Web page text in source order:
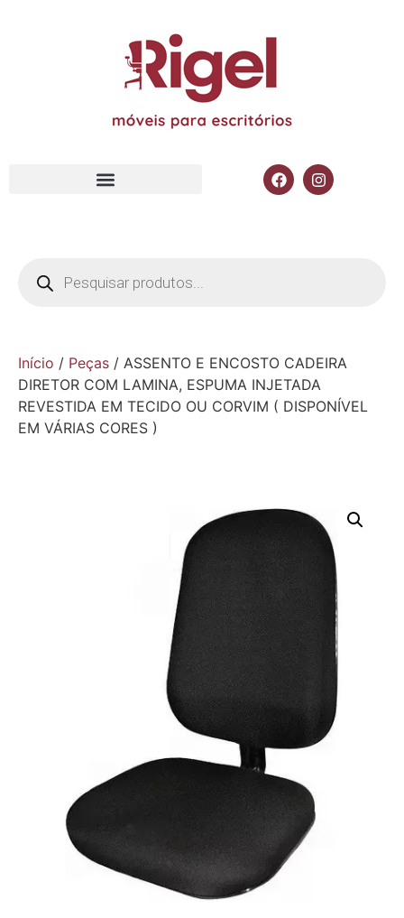
Início / Peças / ASSENTO E ENCOSTO CADEIRA
DIRETOR COM LAMINA, ESPUMA INJETADA
REVESTIDA EM TECIDO OU CORVIM ( DISPONÍVEL
EM VÁRIAS CORES )